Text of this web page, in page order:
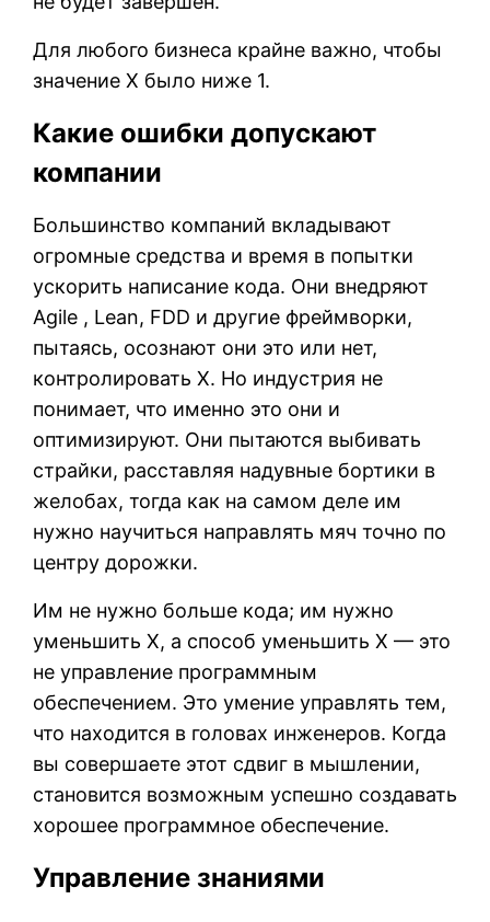
Для любого бизнеса крайне важно, чтобы
значение X было ниже 1.
Какие ошибки допускают
компании
Большинство компаний вкладывают
огромные средства и время в попытки
ускорить написание кода. Они внедряют
Agile , Lean, FDD и другие фреймворки,
пытаясь, осознают они это или нет,
контролировать X. Но индустрия не
понимает, что именно это они и
оптимизируют. Они пытаются выбивать
страйки, расставляя надувные бортики в
желобах, тогда как на самом деле им
нужно научиться направлять мяч точно по
центру дорожки.
Им не нужно больше кода; им нужно
уменьшить X, а способ уменьшить X — это
не управление программным
обеспечением. Это умение управлять тем,
что находится в головах инженеров. Когда
вы совершаете этот сдвиг в мышлении,
становится возможным успешно создавать
хорошее программное обеспечение.
Управление знаниями